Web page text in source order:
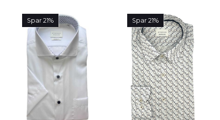
Spar 21% Spar 21%